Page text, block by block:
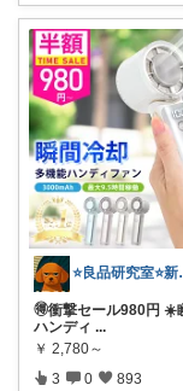
⭐良品
🉐衝撃セール980円 ☀️
ハンディ ...
￥ 2,780～
3 0 893